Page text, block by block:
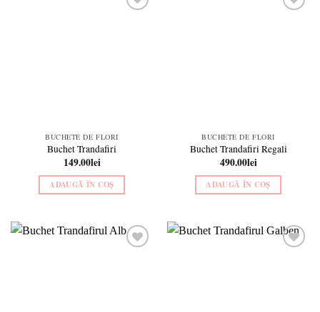
BUCHETE DE FLORI
Buchet Trandafiri
149.00lei
ADAUGĂ ÎN COȘ
BUCHETE DE FLORI
Buchet Trandafiri Regali
490.00lei
ADAUGĂ ÎN COȘ